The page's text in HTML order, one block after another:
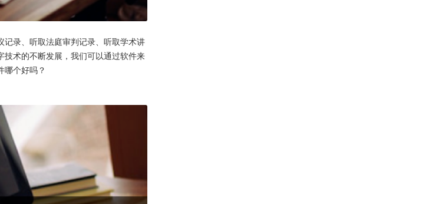
录、听取法庭审判记录、听取学术讲
术的不断发展，我们可以通过软件来
哪个好吗？